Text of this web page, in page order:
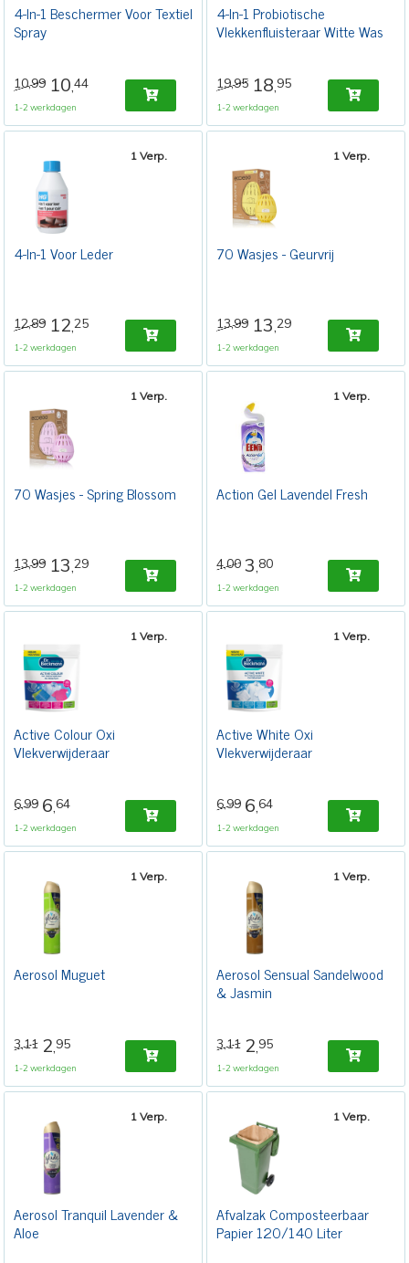
4-In-1 Beschermer Voor Textiel
Spray
10,99 10,44
1-2 werkdagen
4-In-1 Probiotische
Vlekkenfluisteraar Witte Was
19,95 18,95
1-2 werkdagen
1 Verp.
4-In-1 Voor Leder
12,89 12,25
1-2 werkdagen
1 Verp.
70 Wasjes - Geurvrij
13,99 13,29
1-2 werkdagen
1 Verp.
70 Wasjes - Spring Blossom
13,99 13,29
1-2 werkdagen
1 Verp.
Action Gel Lavendel Fresh
4,00 3,80
1-2 werkdagen
1 Verp.
Active Colour Oxi
Vlekverwijderaar
6,99 6,64
1-2 werkdagen
1 Verp.
Active White Oxi
Vlekverwijderaar
6,99 6,64
1-2 werkdagen
1 Verp.
Aerosol Muguet
3,11 2,95
1-2 werkdagen
1 Verp.
Aerosol Sensual Sandelwood
& Jasmin
3,11 2,95
1-2 werkdagen
1 Verp.
Aerosol Tranquil Lavender &
Aloe
1 Verp.
Afvalzak Composteerbaar
Papier 120/140 Liter